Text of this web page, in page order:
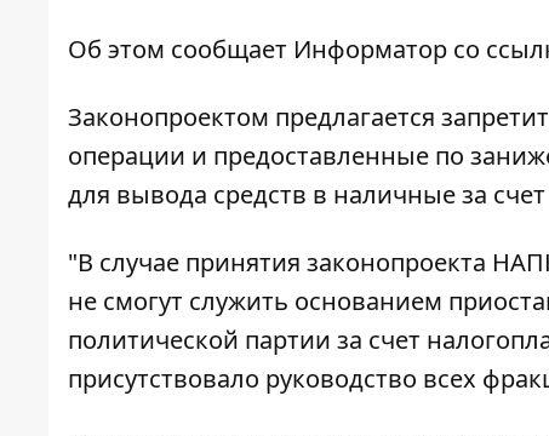
Об этом сообщает Информатор со
Законопроектом предлагается
операции и предоставленные по
для вывода средств в наличные за
"В случае принятия законопроекта
не смогут служить основанием
политической партии за счет
присутствовало руководство всех